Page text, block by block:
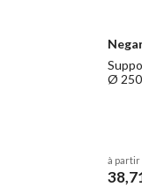
Ø 250
à partir